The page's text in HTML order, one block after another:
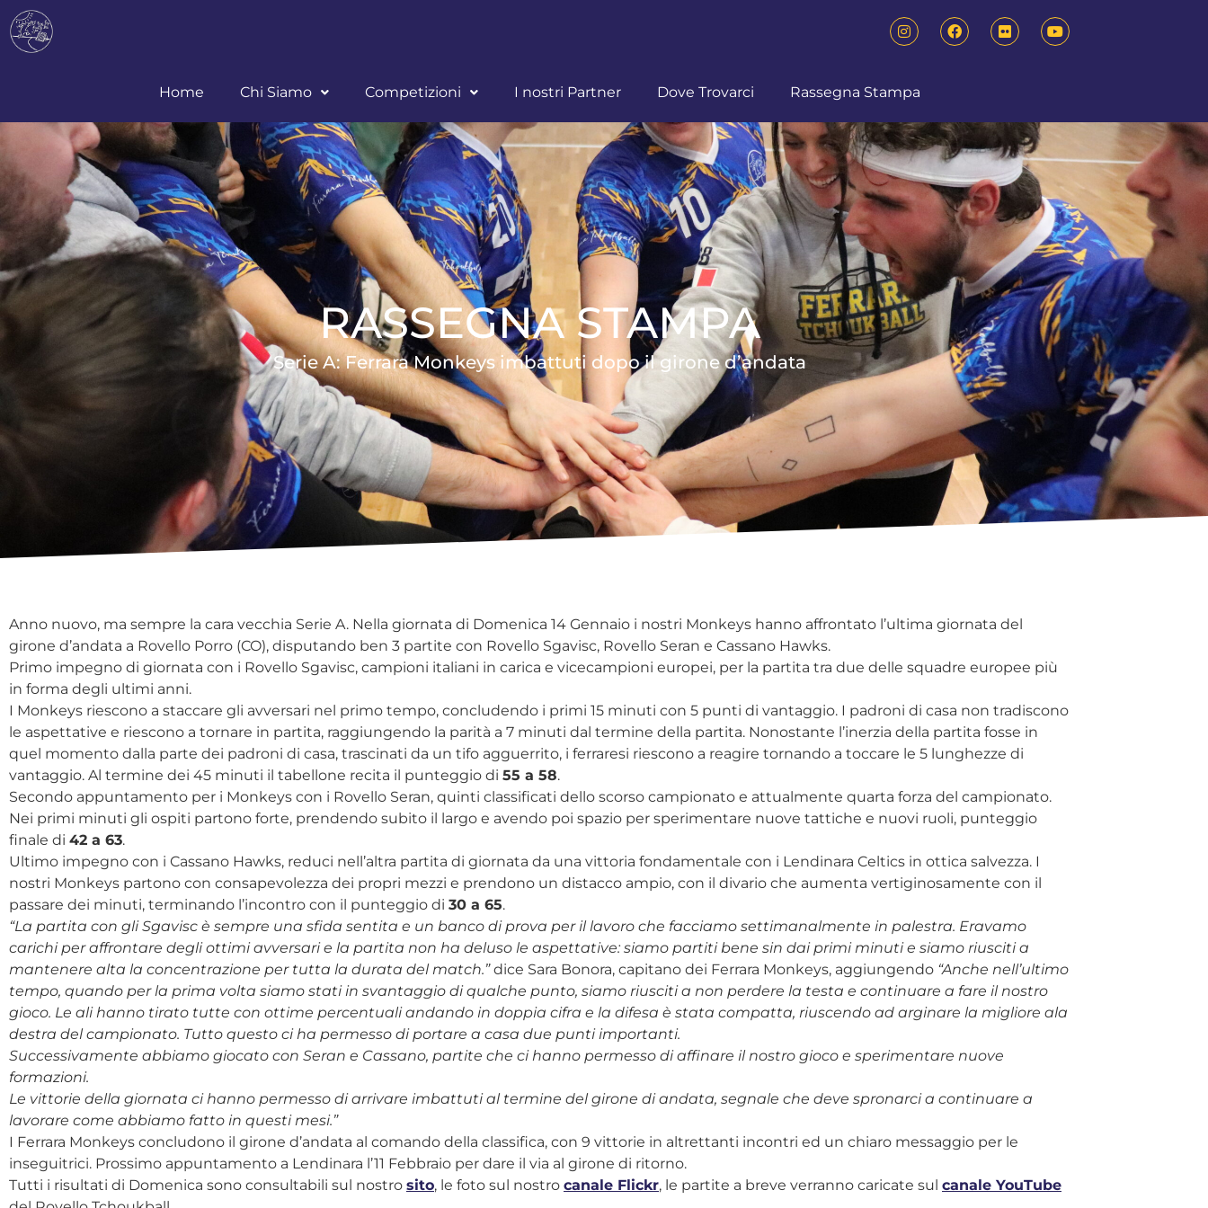
Home Chi Siamo Competizioni I nostri Partner Dove Trovarci Rassegna Stampa
RASSEGNA STAMPA
Serie A: Ferrara Monkeys imbattuti dopo il girone d’andata
Anno nuovo, ma sempre la cara vecchia Serie A. Nella giornata di Domenica 14 Gennaio i nostri Monkeys hanno affrontato l’ultima giornata del
girone d’andata a Rovello Porro (CO), disputando ben 3 partite con Rovello Sgavisc, Rovello Seran e Cassano Hawks.
Primo impegno di giornata con i Rovello Sgavisc, campioni italiani in carica e vicecampioni europei, per la partita tra due delle squadre europee più
in forma degli ultimi anni.
I Monkeys riescono a staccare gli avversari nel primo tempo, concludendo i primi 15 minuti con 5 punti di vantaggio. I padroni di casa non tradiscono
le aspettative e riescono a tornare in partita, raggiungendo la parità a 7 minuti dal termine della partita. Nonostante l’inerzia della partita fosse in
quel momento dalla parte dei padroni di casa, trascinati da un tifo agguerrito, i ferraresi riescono a reagire tornando a toccare le 5 lunghezze di
vantaggio. Al termine dei 45 minuti il tabellone recita il punteggio di 55 a 58.
Secondo appuntamento per i Monkeys con i Rovello Seran, quinti classificati dello scorso campionato e attualmente quarta forza del campionato.
Nei primi minuti gli ospiti partono forte, prendendo subito il largo e avendo poi spazio per sperimentare nuove tattiche e nuovi ruoli, punteggio
finale di 42 a 63.
Ultimo impegno con i Cassano Hawks, reduci nell’altra partita di giornata da una vittoria fondamentale con i Lendinara Celtics in ottica salvezza. I
nostri Monkeys partono con consapevolezza dei propri mezzi e prendono un distacco ampio, con il divario che aumenta vertiginosamente con il
passare dei minuti, terminando l’incontro con il punteggio di 30 a 65.
“La partita con gli Sgavisc è sempre una sfida sentita e un banco di prova per il lavoro che facciamo settimanalmente in palestra. Eravamo
carichi per affrontare degli ottimi avversari e la partita non ha deluso le aspettative: siamo partiti bene sin dai primi minuti e siamo riusciti a
mantenere alta la concentrazione per tutta la durata del match.”dice Sara Bonora, capitano dei Ferrara Monkeys, aggiungendo “Anche nell’ultimo
tempo, quando per la prima volta siamo stati in svantaggio di qualche punto, siamo riusciti a non perdere la testa e continuare a fare il nostro
gioco. Le ali hanno tirato tutte con ottime percentuali andando in doppia cifra e la difesa è stata compatta, riuscendo ad arginare la migliore ala
destra del campionato. Tutto questo ci ha permesso di portare a casa due punti importanti.
Successivamente abbiamo giocato con Seran e Cassano, partite che ci hanno permesso di affinare il nostro gioco e sperimentare nuove
formazioni.
Le vittorie della giornata ci hanno permesso di arrivare imbattuti al termine del girone di andata, segnale che deve spronarci a continuare a
lavorare come abbiamo fatto in questi mesi.”
I Ferrara Monkeys concludono il girone d’andata al comando della classifica, con 9 vittorie in altrettanti incontri ed un chiaro messaggio per le
inseguitrici. Prossimo appuntamento a Lendinara l’11 Febbraio per dare il via al girone di ritorno.
Tutti i risultati di Domenica sono consultabili sul nostro sito, le foto sul nostro canale Flickr, le partite a breve verranno caricate sul canale YouTube